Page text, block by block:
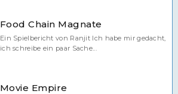
Food Chain Magnate
Ein Spielbericht von Ranjit Ich habe mir gedacht,
ich schreibe ein paar Sache...
Movie Empire